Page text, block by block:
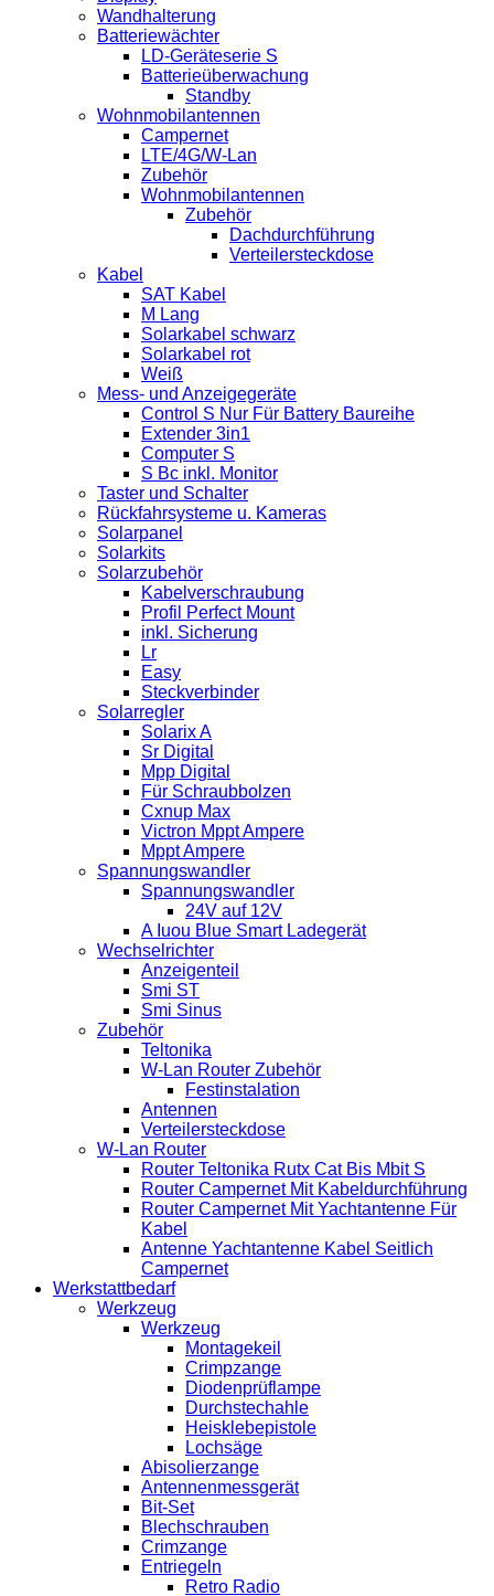
Wandhalterung
Batteriewächter
LD-Geräteserie S
Batterieüberwachung
Standby
Wohnmobilantennen
Campernet
LTE/4G/W-Lan
Zubehör
Wohnmobilantennen
Zubehör
Dachdurchführung
Verteilersteckdose
Kabel
SAT Kabel
M Lang
Solarkabel schwarz
Solarkabel rot
Weiß
Mess- und Anzeigegeräte
Control S Nur Für Battery Baureihe
Extender 3in1
Computer S
S Bc inkl. Monitor
Taster und Schalter
Rückfahrsysteme u. Kameras
Solarpanel
Solarkits
Solarzubehör
Kabelverschraubung
Profil Perfect Mount
inkl. Sicherung
Lr
Easy
Steckverbinder
Solarregler
Solarix A
Sr Digital
Mpp Digital
Für Schraubbolzen
Cxnup Max
Victron Mppt Ampere
Mppt Ampere
Spannungswandler
Spannungswandler
24V auf 12V
A Iuou Blue Smart Ladegerät
Wechselrichter
Anzeigenteil
Smi ST
Smi Sinus
Zubehör
Teltonika
W-Lan Router Zubehör
Festinstalation
Antennen
Verteilersteckdose
W-Lan Router
Router Teltonika Rutx Cat Bis Mbit S
Router Campernet Mit Kabeldurchführung
Router Campernet Mit Yachtantenne Für
Kabel
Antenne Yachtantenne Kabel Seitlich
Campernet
Werkstattbedarf
Werkzeug
Werkzeug
Montagekeil
Crimpzange
Diodenprüflampe
Durchstechahle
Heisklebepistole
Lochsäge
Abisolierzange
Antennenmessgerät
Bit-Set
Blechschrauben
Crimzange
Entriegeln
Retro Radio